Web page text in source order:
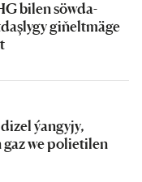
bilen söwda-
giňeltmäge
ýangyjy,
we polietilen